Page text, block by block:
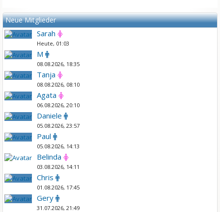
Neue Mitglieder
Sarah
Heute, 01:03
M
08.08.2026, 18:35
Tanja
08.08.2026, 08:10
Agata
06.08.2026, 20:10
Daniele
05.08.2026, 23:57
Paul
05.08.2026, 14:13
Belinda
03.08.2026, 14:11
Chris
01.08.2026, 17:45
Gery
31.07.2026, 21:49